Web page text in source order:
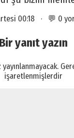
00:18 · 💬 0
Bir yanıt yazın
işaretlenmişlerdir